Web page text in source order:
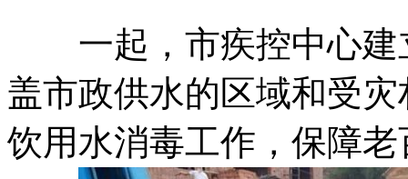
一起，市疾控中心建
盖市政供水的区域和受灾村
饮用水消毒工作，保障老